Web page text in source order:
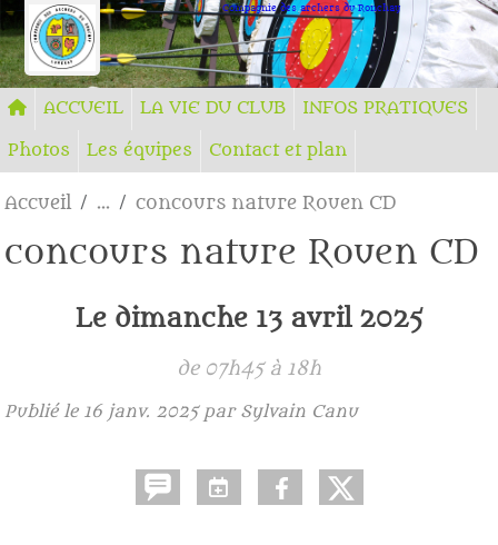
Compagnie des archers du Ronchay
ACCUEIL LA VIE DU CLUB
INFOS PRATIQUES
Photos
Les équipes Contact et plan
Accueil concours nature Rouen CD
concours nature Rouen CD
Le dimanche 13 avril 2025
de 07h45 à 18h
Publié le 16 janv. 2025par Sylvain Canu
Panneau de gestion des cookies